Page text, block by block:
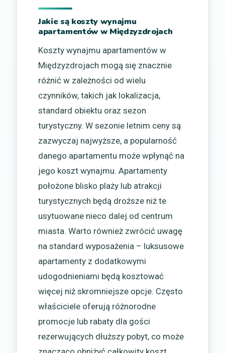
Jakie są koszty wynajmu
apartamentów w Międzyzdrojach
Koszty wynajmu apartamentów w
Międzyzdrojach mogą się znacznie
różnić w zależności od wielu
czynników, takich jak lokalizacja,
standard obiektu oraz sezon
turystyczny. W sezonie letnim ceny są
zazwyczaj najwyższe, a popularność
danego apartamentu może wpłynąć na
jego koszt wynajmu. Apartamenty
położone blisko plaży lub atrakcji
turystycznych będą droższe niż te
usytuowane nieco dalej od centrum
miasta. Warto również zwrócić uwagę
na standard wyposażenia – luksusowe
apartamenty z dodatkowymi
udogodnieniami będą kosztować
więcej niż skromniejsze opcje. Często
właściciele oferują różnorodne
promocje lub rabaty dla gości
rezerwujących dłuższy pobyt, co może